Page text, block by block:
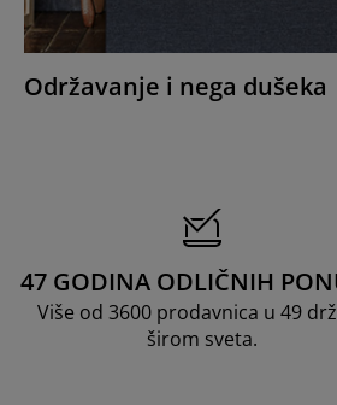
Održavanje i nega dušeka
47 GODINA ODLIČNIH
Više od 3600 prodavnica u 49
širom sveta.